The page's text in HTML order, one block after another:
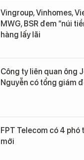
Vingroup, Vinhomes,
MWG, BSR đem “núi
hàng lấy lãi
Công ty liên quan ông
Nguyễn có tổng giám
FPT Telecom có 4
mới